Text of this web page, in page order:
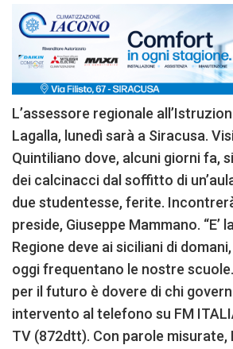
L’assessore regionale
Lagalla, lunedì sarà a Siracusa.
Quintiliano dove, alcuni giorni fa,
dei calcinacci dal soffitto di
due studentesse, ferite.
preside, Giuseppe Mammano. “E’
Regione deve ai siciliani di
oggi frequentano le nostre
per il futuro è dovere di chi
intervento al telefono su FM
TV (872dtt). Con parole misurate,